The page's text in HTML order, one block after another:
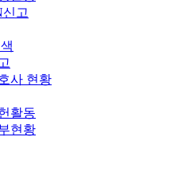
고
사 현황
활동
현황